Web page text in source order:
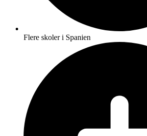
Flere skoler i Spanien